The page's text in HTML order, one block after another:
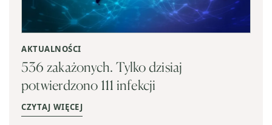
AKTUALNOŚCI
536 zakażonych. Tylko dzisiaj
potwierdzono 111 infekcji
CZYTAJ WIĘCEJ